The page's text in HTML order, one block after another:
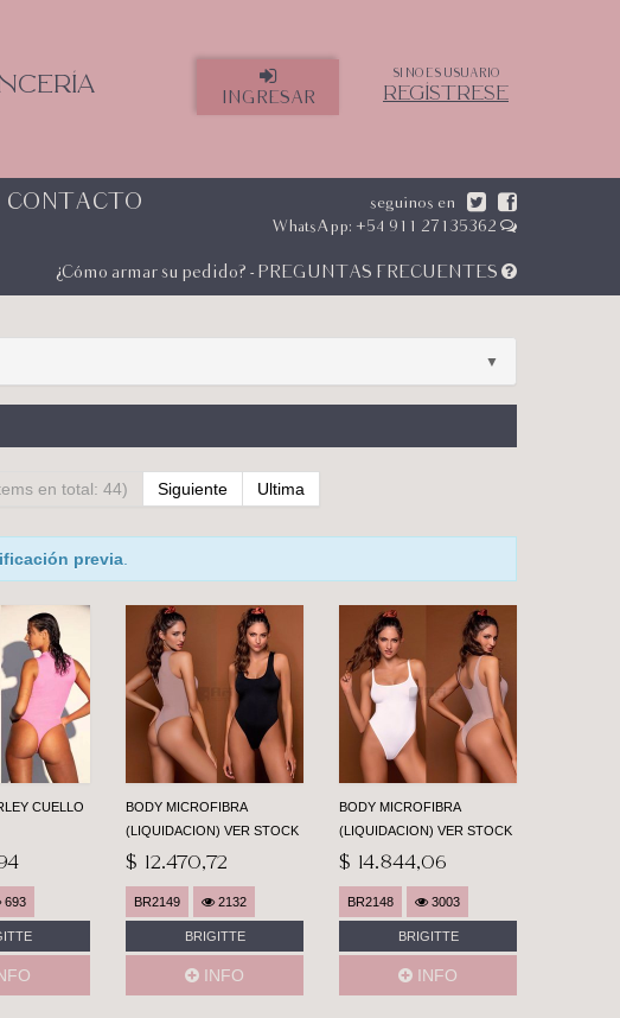
INGRESAR
SI NO ES USUARIO
REGÍSTRESE
CONTACTO
seguinos en
WhatsApp: +54 911 27135362
¿Cómo armar su pedido? - PREGUNTAS FRECUENTES
▼
en total: 44) Siguiente Ultima
previa.
CUELLO
693
BODY MICROFIBRA
(LIQUIDACION) VER STOCK
$ 12.470,72
BR2149 2132
BRIGITTE
INFO
BODY MICROFIBRA
(LIQUIDACION) VER STOCK
$ 14.844,06
BR2148 3003
BRIGITTE
INFO